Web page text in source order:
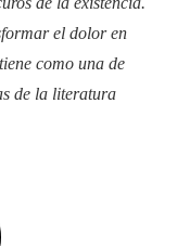
el dolor en
como una de
de la literatura